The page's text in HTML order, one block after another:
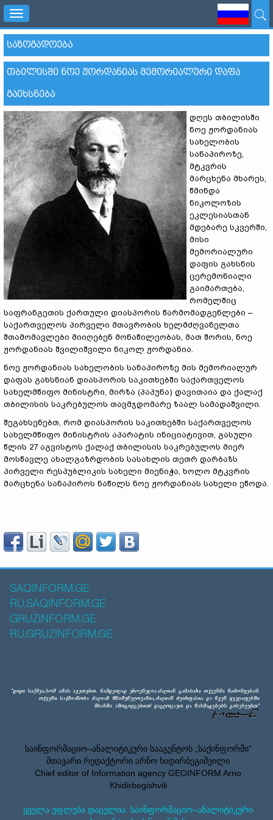
Toggle
navigation
ᲡᲐᲖᲝᲒᲐᲓᲝᲔᲑᲐ
ᲗᲑᲘᲚᲘᲡᲨᲘ ᲜᲝᲔ ᲟᲝᲠᲓᲐᲜᲘᲐᲡ ᲛᲔᲛᲝᲠᲘᲐᲚᲣᲠᲘ ᲓᲐᲤᲐ
ᲒᲐᲘᲮᲡᲜᲔᲑᲐ
დღეს თბილისში
ნოე ჟორდანიას
სახელობის
სანაპიროზე,
მტკვრის
მარცხენა მხარეს,
წმინდა
ნიკოლოზის
ეკლესიასთან
მდებარე სკვერში,
მისი
მემორიალური
დაფის გახსნის
ცერემონიალი
გაიმართება,
რომელშიც
საფრანგეთის ქართული დიასპორის წარმომადგენლები –
საქართველოს პირველი მთავრობის ხელმძღვანელთა
შთამომავლები მიიღებენ მონაწილეობას, მათ შორის, ნოე
ჟორდანიას შვილიშვილი ნიკოლ ჟორდანია.
ნოე ჟორდანიას სახელობის სანაპიროზე მის მემორიალურ
დაფას გახსნიან დიასპორის საკითხებში საქართველოს
სახელმწიფო მინისტრი, მირზა (პაპუნა) დავითაია და ქალაქ
თბილისის საკრებულოს თავმჯდომარე ზაალ სამადაშვილი.
შეგახსენებთ, რომ დიასპორის საკითხებში საქართველოს
სახელმწიფო მინისტრის აპარატის ინიციატივით, გასული
წლის 27 აგვისტოს ქალაქ თბილისის საკრებულოს მიერ
მოსწავლე ახალგაზრდობის სასახლის თეთრ დარბაზს
პირველი რესპუბლიკის სახელი მიენიჭა, ხოლო მტკვრის
მარცხენა სანაპიროს ნაწილს ნოე ჟორდანიას სახელი ეწოდა.
SAQINFORM.GE
RU.SAQINFORM.GE
GRUZINFORM.GE
RU.GRUZINFORM.GE
საინფორმაციო–ანალიტიკური სააგენტოს „საქინფორმი”
მთავარი რედაქტორი არნო ხიდირბეგიშვილი
Chief editor of Information agency GEOINFORM Arno
Khidirbegishvili
ყველა უფლება დაცულია. საინფორმაციო–ანალიტიკური